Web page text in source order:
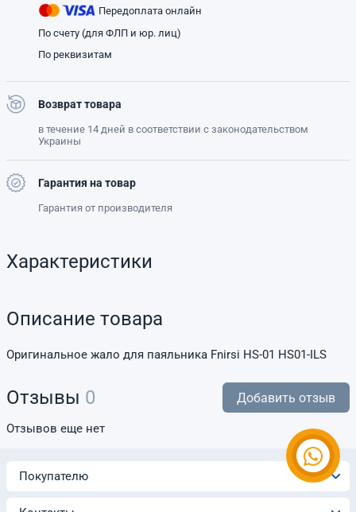
Передоплата онлайн
По счету (для ФЛП и юр. лиц)
По реквизитам
Возврат товара
в течение 14 дней в соответствии с законодательством
Украины
Гарантия на товар
Гарантия от производителя
Характеристики
Описание товара
Оригинальное жало для паяльника Fnirsi HS-01 HS01-ILS
Отзывы 0 Добавить отзыв
Отзывов еще нет
Покупателю